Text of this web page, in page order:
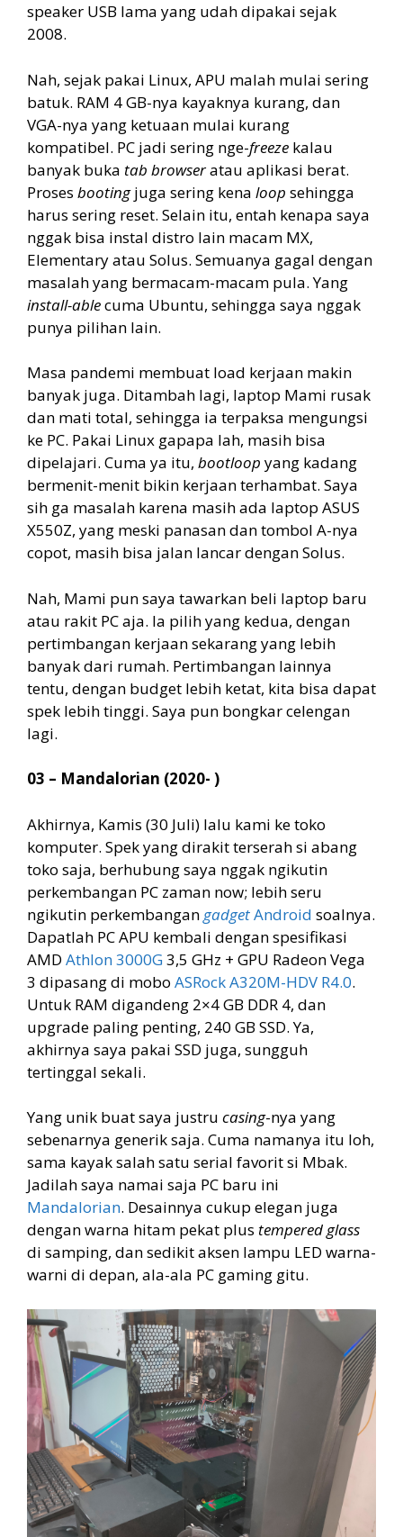
speaker USB lama yang udah dipakai sejak
2008.
Nah, sejak pakai Linux, APU malah mulai sering
batuk. RAM 4 GB-nya kayaknya kurang, dan
VGA-nya yang ketuaan mulai kurang
kompatibel. PC jadi sering nge-freeze kalau
banyak buka tab browseratau aplikasi berat.
Proses bootingjuga sering kena loop sehingga
harus sering reset. Selain itu, entah kenapa saya
nggak bisa instal distro lain macam MX,
Elementary atau Solus. Semuanya gagal dengan
masalah yang bermacam-macam pula. Yang
install-ablecuma Ubuntu, sehingga saya nggak
punya pilihan lain.
Masa pandemi membuat load kerjaan makin
banyak juga. Ditambah lagi, laptop Mami rusak
dan mati total, sehingga ia terpaksa mengungsi
ke PC. Pakai Linux gapapa lah, masih bisa
dipelajari. Cuma ya itu, bootloop yang kadang
bermenit-menit bikin kerjaan terhambat. Saya
sih ga masalah karena masih ada laptop ASUS
X550Z, yang meski panasan dan tombol A-nya
copot, masih bisa jalan lancar dengan Solus.
Nah, Mami pun saya tawarkan beli laptop baru
atau rakit PC aja. Ia pilih yang kedua, dengan
pertimbangan kerjaan sekarang yang lebih
banyak dari rumah. Pertimbangan lainnya
tentu, dengan budget lebih ketat, kita bisa dapat
spek lebih tinggi. Saya pun bongkar celengan
lagi.
03 – Mandalorian (2020- )
Akhirnya, Kamis (30 Juli) lalu kami ke toko
komputer. Spek yang dirakit terserah si abang
toko saja, berhubung saya nggak ngikutin
perkembangan PC zaman now; lebih seru
ngikutin perkembangan gadgetAndroid soalnya.
Dapatlah PC APU kembali dengan spesifikasi
AMD Athlon 3000G3,5 GHz + GPU Radeon Vega
3 dipasang di mobo ASRock A320M-HDV R4.0.
Untuk RAM digandeng 2×4 GB DDR 4, dan
upgrade paling penting, 240 GB SSD. Ya,
akhirnya saya pakai SSD juga, sungguh
tertinggal sekali.
Yang unik buat saya justru casing-nya yang
sebenarnya generik saja. Cuma namanya itu loh,
sama kayak salah satu serial favorit si Mbak.
Jadilah saya namai saja PC baru ini
Mandalorian. Desainnya cukup elegan juga
dengan warna hitam pekat plus tempered glass
di samping, dan sedikit aksen lampu LED warna-
warni di depan, ala-ala PC gaming gitu.